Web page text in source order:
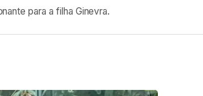
para a filha Ginevra.